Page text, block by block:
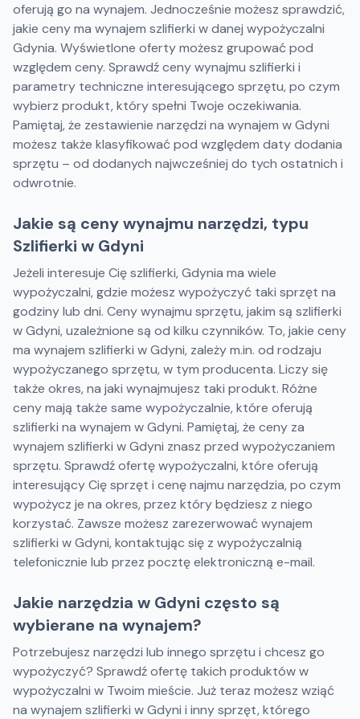
oferują go na wynajem. Jednocześnie możesz sprawdzić,
jakie ceny ma wynajem szlifierki w danej wypożyczalni
Gdynia. Wyświetlone oferty możesz grupować pod
względem ceny. Sprawdź ceny wynajmu szlifierki i
parametry techniczne interesującego sprzętu, po czym
wybierz produkt, który spełni Twoje oczekiwania.
Pamiętaj, że zestawienie narzędzi na wynajem w Gdyni
możesz także klasyfikować pod względem daty dodania
sprzętu – od dodanych najwcześniej do tych ostatnich i
odwrotnie.
Jakie są ceny wynajmu narzędzi, typu
Szlifierki w Gdyni
Jeżeli interesuje Cię szlifierki, Gdynia ma wiele
wypożyczalni, gdzie możesz wypożyczyć taki sprzęt na
godziny lub dni. Ceny wynajmu sprzętu, jakim są szlifierki
w Gdyni, uzależnione są od kilku czynników. To, jakie ceny
ma wynajem szlifierki w Gdyni, zależy m.in. od rodzaju
wypożyczanego sprzętu, w tym producenta. Liczy się
także okres, na jaki wynajmujesz taki produkt. Różne
ceny mają także same wypożyczalnie, które oferują
szlifierki na wynajem w Gdyni. Pamiętaj, że ceny za
wynajem szlifierki w Gdyni znasz przed wypożyczaniem
sprzętu. Sprawdź ofertę wypożyczalni, które oferują
interesujący Cię sprzęt i cenę najmu narzędzia, po czym
wypożycz je na okres, przez który będziesz z niego
korzystać. Zawsze możesz zarezerwować wynajem
szlifierki w Gdyni, kontaktując się z wypożyczalnią
telefonicznie lub przez pocztę elektroniczną e-mail.
Jakie narzędzia w Gdyni często są
wybierane na wynajem?
Potrzebujesz narzędzi lub innego sprzętu i chcesz go
wypożyczyć? Sprawdź ofertę takich produktów w
wypożyczalni w Twoim mieście. Już teraz możesz wziąć
na wynajem szlifierki w Gdyni i inny sprzęt, którego